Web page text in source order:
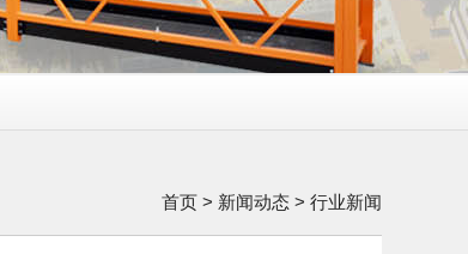
首页 > 新闻动态 > 行业新闻